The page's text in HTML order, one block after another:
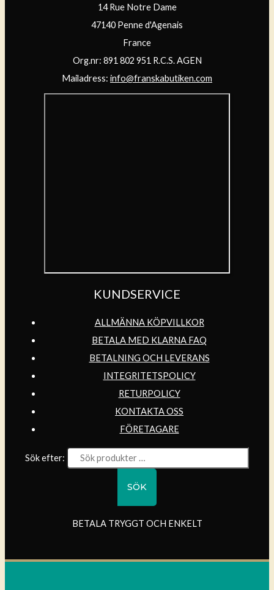
14 Rue Notre Dame
47140 Penne d'Agenais
France
Org.nr: 891 802 951 R.C.S. AGEN
Mailadress: info@franskabutiken.com
KUNDSERVICE
ALLMÄNNA KÖPVILLKOR
BETALA MED KLARNA FAQ
BETALNING OCH LEVERANS
INTEGRITETSPOLICY
RETURPOLICY
KONTAKTA OSS
FÖRETAGARE
Sök efter:
SÖK
BETALA TRYGGT OCH ENKELT